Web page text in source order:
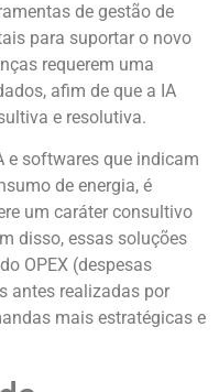
de gestão de
para suportar o novo
requerem uma
afim de que a IA
e resolutiva.
e softwares que indicam
de energia, é
um caráter consultivo
disso, essas soluções
OPEX (despesas
antes realizadas por
mais estratégicas e